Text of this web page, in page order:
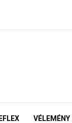
VÉLEMÉNY